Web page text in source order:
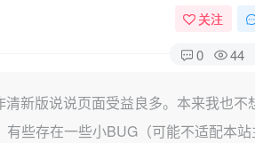
关注
0 44
新版说说页面受益良多。本来我也不
些存在一些小BUG（可能不适配本站